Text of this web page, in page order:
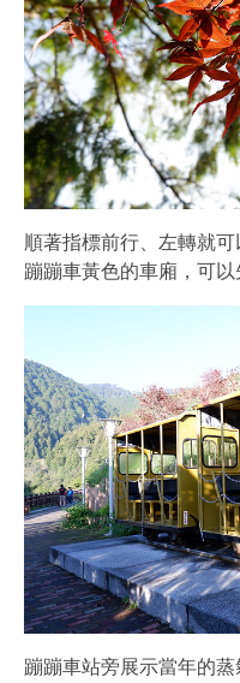
順著指標前行、左轉就
蹦蹦車黃色的車廂，可以
蹦蹦車站旁展示當年的